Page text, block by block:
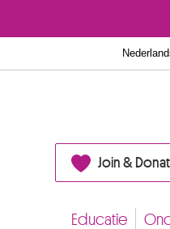
Join &
Educatie